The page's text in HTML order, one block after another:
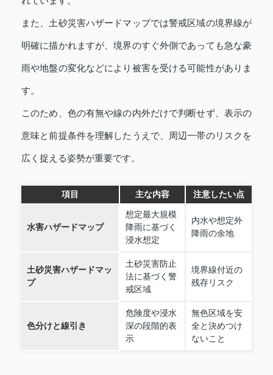
また、土砂災害ハザードマップでは警戒区域の境界線が
明確に描かれますが、境界のすぐ外側であっても急な豪
雨や地盤の変化などにより被害を受ける可能性がありま
す。
このため、色の有無や線の内外だけで判断せず、表示の
意味と前提条件を理解したうえで、周辺一帯のリスクを
広く捉える姿勢が重要です。
項目 主な内容 注意したい点
水害ハザードマップ
想定最大規模
降雨に基づく
浸水想定
内水や想定外
降雨の余地
土砂災害ハザードマッ
プ
土砂災害防止
法に基づく警
戒区域
境界線付近の
残存リスク
色分けと線引き
危険度や浸水
深の段階的表
示
無色区域を安
全と決めつけ
ないこと